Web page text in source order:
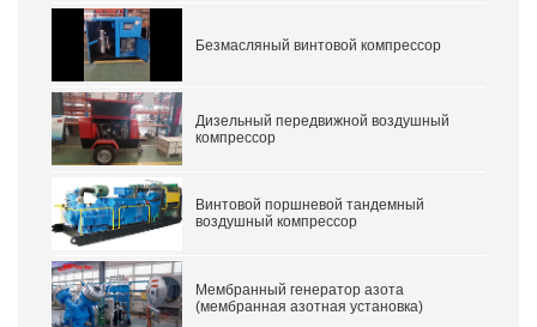
Безмасляный винтовой компрессор
Дизельный передвижной воздушный
компрессор
Винтовой поршневой тандемный
воздушный компрессор
Мембранный генератор азота
(мембранная азотная установка)